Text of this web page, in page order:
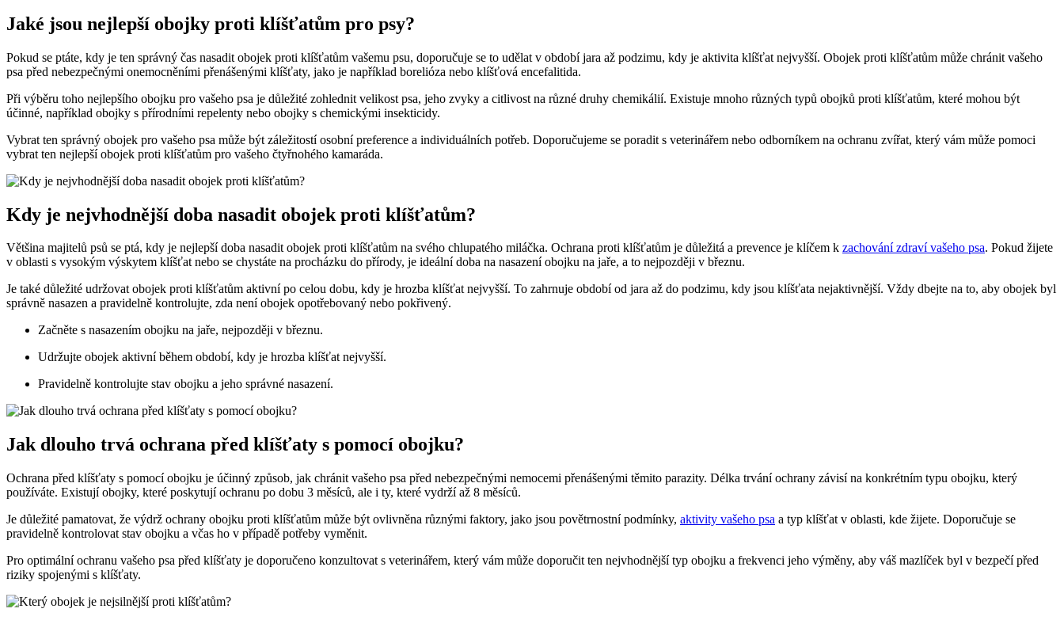
Jaké jsou nejlepší obojky proti klíšťatům pro psy?
Pokud se ptáte, kdy je ten správný čas nasadit obojek proti klíšťatům vašemu psu, doporučuje se to udělat v období jara až podzimu, kdy je aktivita klíšťat nejvyšší. Obojek proti klíšťatům může chránit vašeho
psa před nebezpečnými onemocněními přenášenými klíšťaty, jako je například borelióza nebo klíšťová encefalitida.
Při výběru toho nejlepšího obojku pro vašeho psa je důležité zohlednit velikost psa, jeho zvyky a citlivost na různé druhy chemikálií. Existuje mnoho různých typů obojků proti klíšťatům, které mohou být
účinné, například obojky s přírodními repelenty nebo obojky s chemickými insekticidy.
Vybrat ten správný obojek pro vašeho psa může být záležitostí osobní preference a individuálních potřeb. Doporučujeme se poradit s veterinářem nebo odborníkem na ochranu zvířat, který vám může pomoci
vybrat ten nejlepší obojek proti klíšťatům pro vašeho čtyřnohého kamaráda.
Kdy je nejvhodnější doba nasadit obojek proti klíšťatům?
Většina majitelů psů se ptá, kdy je nejlepší doba nasadit obojek proti klíšťatům na svého chlupatého miláčka. Ochrana proti klíšťatům je důležitá a prevence je klíčem k zachování zdraví vašeho psa. Pokud žijete
v oblasti s vysokým výskytem klíšťat nebo se chystáte na procházku do přírody, je ideální doba na nasazení obojku na jaře, a to nejpozději v březnu.
Je také důležité udržovat obojek proti klíšťatům aktivní po celou dobu, kdy je hrozba klíšťat nejvyšší. To zahrnuje období od jara až do podzimu, kdy jsou klíšťata nejaktivnější. Vždy dbejte na to, aby obojek byl
správně nasazen a pravidelně kontrolujte, zda není obojek opotřebovaný nebo pokřivený.
Začněte s nasazením obojku na jaře, nejpozději v březnu.
Udržujte obojek aktivní během období, kdy je hrozba klíšťat nejvyšší.
Pravidelně kontrolujte stav obojku a jeho správné nasazení.
Jak dlouho trvá ochrana před klíšťaty s pomocí obojku?
Ochrana před klíšťaty s pomocí obojku je účinný způsob, jak chránit vašeho psa před nebezpečnými nemocemi přenášenými těmito parazity. Délka trvání ochrany závisí na konkrétním typu obojku, který
používáte. Existují obojky, které poskytují ochranu po dobu 3 měsíců, ale i ty, které vydrží až 8 měsíců.
Je důležité pamatovat, že výdrž ochrany obojku proti klíšťatům může být ovlivněna různými faktory, jako jsou povětrnostní podmínky, aktivity vašeho psa a typ klíšťat v oblasti, kde žijete. Doporučuje se
pravidelně kontrolovat stav obojku a včas ho v případě potřeby vyměnit.
Pro optimální ochranu vašeho psa před klíšťaty je doporučeno konzultovat s veterinářem, který vám může doporučit ten nejvhodnější typ obojku a frekvenci jeho výměny, aby váš mazlíček byl v bezpečí před
riziky spojenými s klíšťaty.